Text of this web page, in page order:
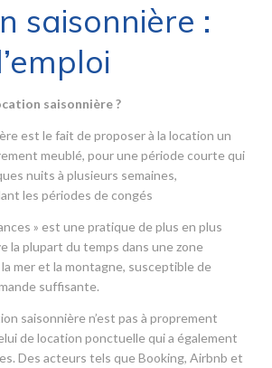
saisonnière :
saisonnière ?
est le fait de proposer à la location un
meublé, pour une période courte qui
nuits à plusieurs semaines,
les périodes de congés
» est une pratique de plus en plus
la plupart du temps dans une zone
mer et la montagne, susceptible de
suffisante.
saisonnière n’est pas à proprement
de location ponctuelle qui a également
Des acteurs tels que Booking, Airbnb et